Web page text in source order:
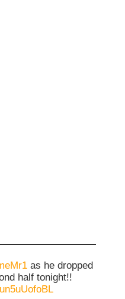
as he dropped
half tonight!!